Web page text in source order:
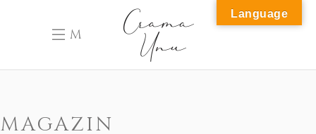
M
MAGAZIN
Language